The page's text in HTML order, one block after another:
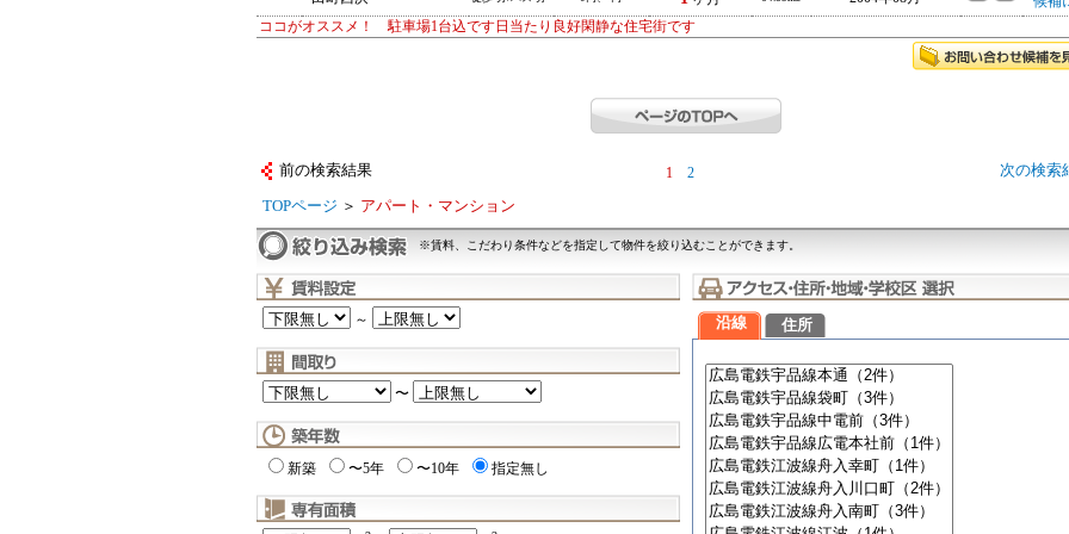
ココがオススメ！ 駐車場1台込です日当たり良好閑静な住宅街です
前の検索結果 1 2 次の検索
TOPページ ＞ アパート・マンション
※賃料、こだわり条件などを指定して物件を絞り込むことができます。
～
〜
新築 〜5年 〜10年 指定無し
沿線 住所